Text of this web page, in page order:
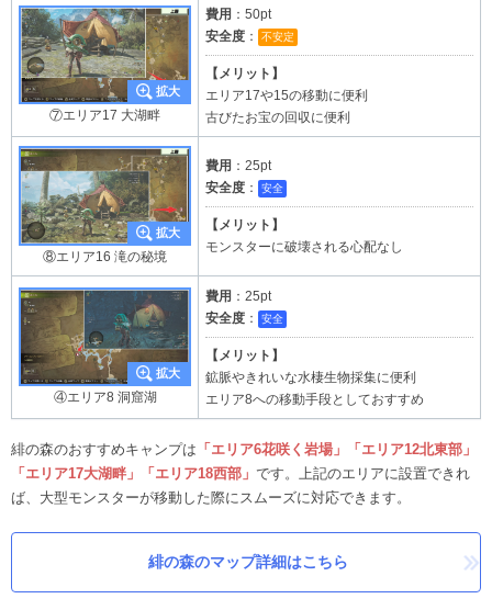
⑦エリア17 大湖畔
費用 ：50pt
安全度 ： 不安定
【メリット】
エリア17や15の移動に便利
古びたお宝の回収に便利
⑧エリア16 滝の秘境
費用 ：25pt
安全度 ： 安全
【メリット】
モンスターに破壊される心配なし
④エリア8 洞窟湖
費用 ：25pt
安全度 ： 安全
【メリット】
鉱脈やきれいな水棲生物採集に便利
エリア8への移動手段としておすすめ
緋の森のおすすめキャンプは 「エリア6花咲く岩場」「エリア12北東部」
「エリア17大湖畔」「エリア18西部」 です。上記のエリアに設置できれ
ば、大型モンスターが移動した際にスムーズに対応できます。
緋の森のマップ詳細はこちら